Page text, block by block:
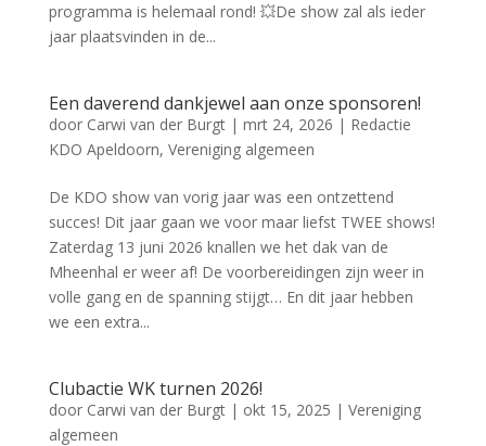
programma is helemaal rond! 💥De show zal als ieder
jaar plaatsvinden in de...
Een daverend dankjewel aan onze sponsoren!
door Carwi van der Burgt| mrt 24, 2026 | Redactie
KDO Apeldoorn, Vereniging algemeen
De KDO show van vorig jaar was een ontzettend
succes! Dit jaar gaan we voor maar liefst TWEE shows!
Zaterdag 13 juni 2026 knallen we het dak van de
Mheenhal er weer af! De voorbereidingen zijn weer in
volle gang en de spanning stijgt… En dit jaar hebben
we een extra...
Clubactie WK turnen 2026!
door Carwi van der Burgt| okt 15, 2025 | Vereniging
algemeen